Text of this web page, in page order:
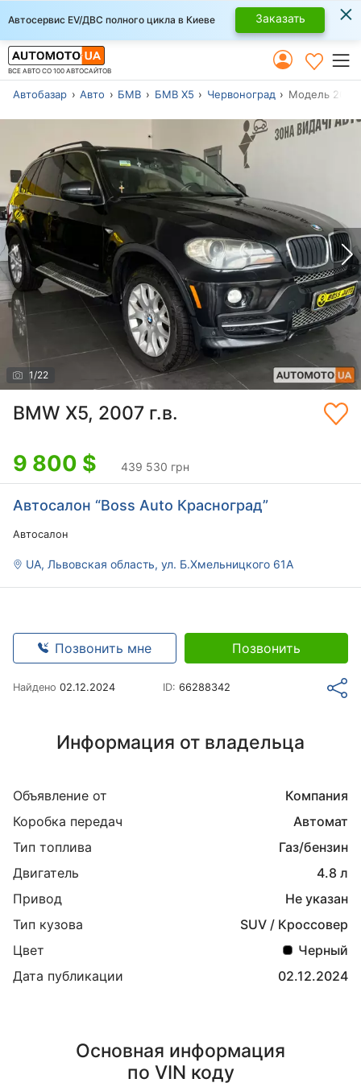
Автосервис EV/ДВС полного цикла в Киеве Заказать ×
ВСЕ АВТО СО 100 АВТОСАЙТОВ
Автобазар Авто БМВ БМВ Х5 Червоноград Модель 2007
1 /22
BMW X5, 2007 г.в.
9 800 $ 439 530 грн
Автосалон “Boss Auto Красноград”
Автосалон
UA, Львовская область, ул. Б.Хмельницкого 61А
Позвонить мне Позвонить
Найдено 02.12.2024 ID:66288342
Информация от владельца
Объявление от
Компания
Коробка передач
Автомат
Тип топлива
Газ/бензин
Двигатель
4.8 л
Привод
Не указан
Тип кузова
SUV / Кроссовер
Цвет
Черный
Дата публикации
02.12.2024
Основная информация
по VIN коду